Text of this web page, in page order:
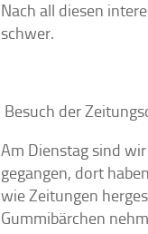
Nach all diesen
schwer.
Besuch der
Am Dienstag sind
gegangen, dort
wie Zeitungen
Gummibärchen